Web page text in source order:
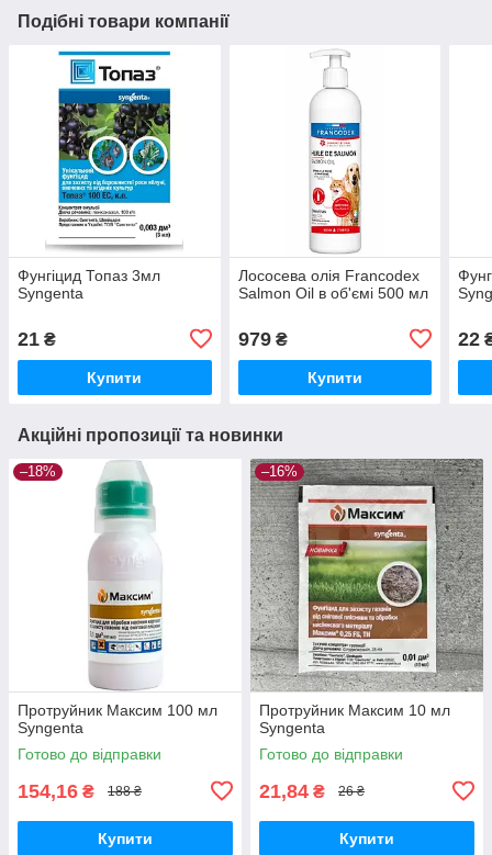
Подібні товари компанії
Фунгіцид Топаз 3мл
Syngenta
21 ₴
Купити
Лососева олія Francodex
Salmon Oil в об'ємі 500 мл
979₴
Купити
22
Акційні пропозиції та новинки
–18%
Протруйник Максим 100 мл
Syngenta
Готово до відправки
154,16 ₴ 188 ₴
Купити
–16%
Протруйник Максим 10 мл
Syngenta
Готово до відправки
21,84 ₴ 26 ₴
Купити